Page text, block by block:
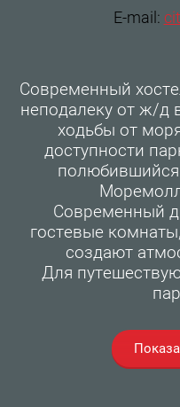
Современный
неподалеку от ж/д
ходьбы от
доступности
Современный
гостевые
создают
Для
E-mail: